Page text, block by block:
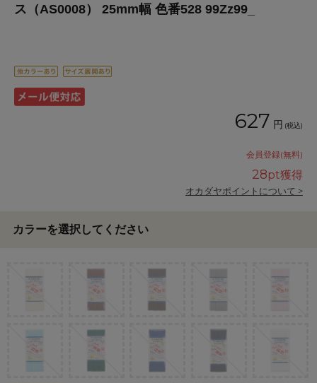
ス（AS0008） 25mm幅 色番528 99Zz99_
627 円 (税込)
会員登録(無料)
28pt獲得
オカダヤポイントについて >
カラーを選択してください